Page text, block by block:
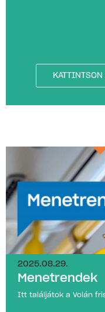
2025.08.29.
Menetrendek
Itt találjátok a Volán